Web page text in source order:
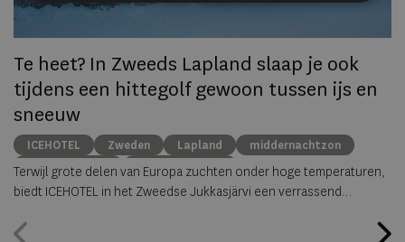
Te heet? In Zweeds Lapland slaap je ook
tijdens een hittegolf gewoon tussen ijs en
sneeuw
ICEHOTEL Zweden Lapland
middernachtzon
summer travel
Arctische reizen
Terwijl grote delen van Europa zuchten onder hoge temperaturen,
biedt ICEHOTEL in het Zweedse Jukkasjärvi een verrassend
hele jaar geopend, waardoor gasten zelfs midden in de zomer